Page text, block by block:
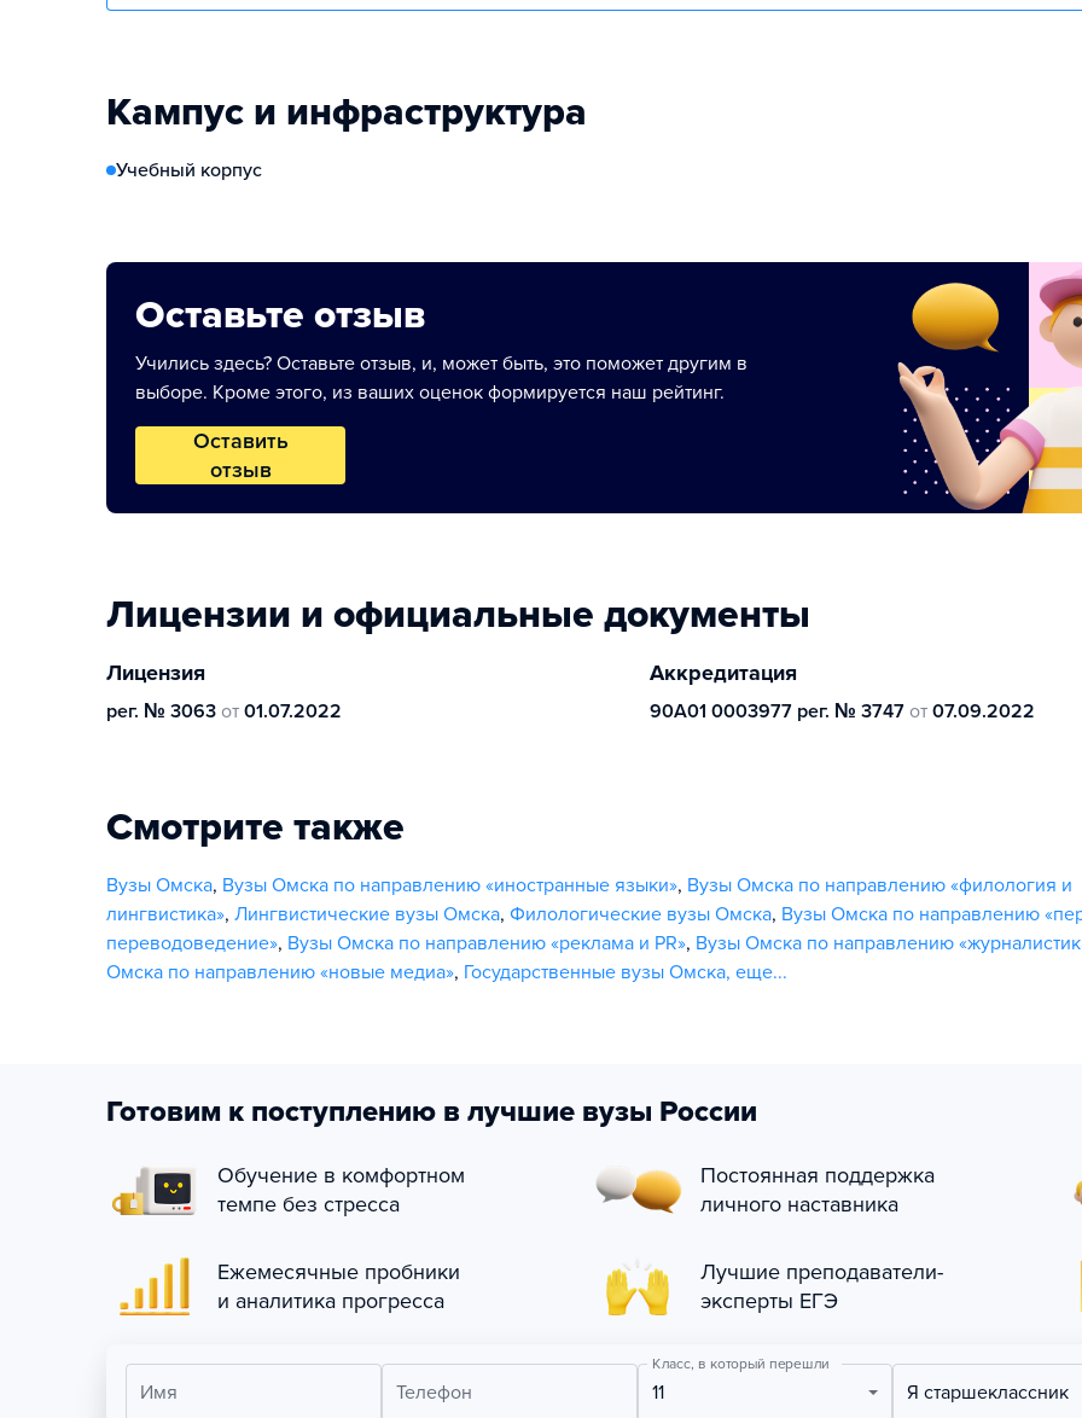
Кампус и инфраструктура
Учебный корпус
Оставьте отзыв
Учились здесь? Оставьте отзыв, и, может быть, это поможет другим в
выборе. Кроме этого, из ваших оценок формируется наш рейтинг.
Оставить
отзыв
Лицензии и официальные документы
Лицензия
рег. № 3063 от 01.07.2022
Аккредитация
90А01 0003977 рег. № 3747 от 07.09.2022
Смотрите также
Вузы Омска, Вузы Омска по направлению «иностранные языки», Вузы Омска по направлению «филология и
лингвистика», Лингвистические вузы Омска, Филологические вузы Омска, Вузы Омска по направлению
переводоведение», Вузы Омска по направлению «реклама и PR», Вузы Омска по направлению
Омска по направлению «новые медиа», Государственные вузы Омска, еще...
Готовим к поступлению в лучшие вузы России
Обучение в комфортном
темпе без стресса
Постоянная поддержка
личного наставника
Ежемесячные пробники
и аналитика прогресса
Лучшие преподаватели-
эксперты ЕГЭ
Имя Телефон
Класс, в который перешли
11 Я старшеклассник